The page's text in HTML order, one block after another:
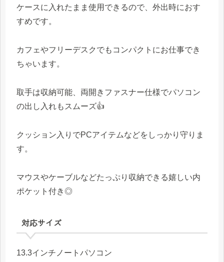
ケースに入れたまま使用できるので、外出時におす
すめです。
カフェやフリーデスクでもコンパクトにお仕事でき
ちゃいます。
取手は収納可能、両開きファスナー仕様でパソコン
の出し入れもスムーズ👍
クッション入りでPCアイテムなどをしっかり守りま
す。
マウスやケーブルなどたっぷり収納できる嬉しい内
ポケット付き◎
対応サイズ
13.3インチノートパソコン